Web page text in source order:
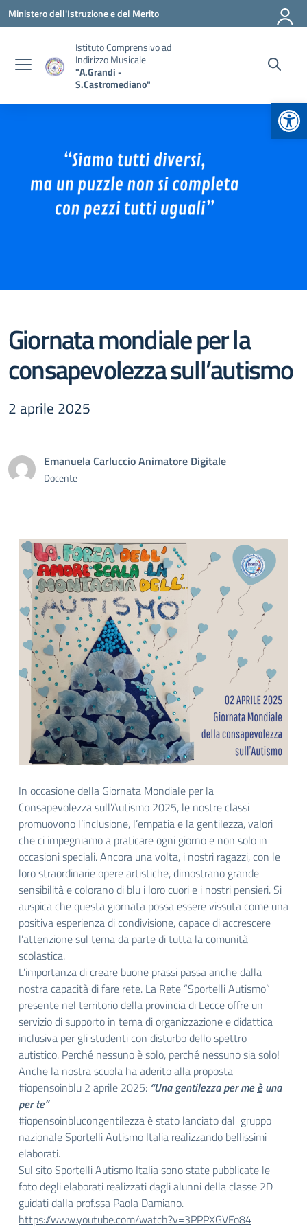
Vai ai contenuti
Vai al menu di navigazione
Vai al footer
Ministero dell'Istruzione e del Merito
Istituto Comprensivo ad
Indirizzo Musicale
"A.Grandi -
S.Castromediano"
Giornata mondiale per la
consapevolezza sull’autismo
2 aprile 2025
Emanuela Carluccio Animatore Digitale
Docente
In occasione della Giornata Mondiale per la
Consapevolezza sull’Autismo 2025, le nostre classi
promuovono l’inclusione, l’empatia e la gentilezza, valori
che ci impegniamo a praticare ogni giorno e non solo in
occasioni speciali. Ancora una volta, i nostri ragazzi, con le
loro straordinarie opere artistiche, dimostrano grande
sensibilità e colorano di blu i loro cuori e i nostri pensieri. Si
auspica che questa giornata possa essere vissuta come una
positiva esperienza di condivisione, capace di accrescere
l’attenzione sul tema da parte di tutta la comunità
scolastica.
L’importanza di creare buone prassi passa anche dalla
nostra capacità di fare rete. La Rete “Sportelli Autismo”
presente nel territorio della provincia di Lecce offre un
servizio di supporto in tema di organizzazione e didattica
inclusiva per gli studenti con disturbo dello spettro
autistico. Perché nessuno è solo, perché nessuno sia solo!
Anche la nostra scuola ha aderito alla proposta
#iopensoinblu 2 aprile 2025: “Una gentilezza per meèuna
per te”
#iopensoinblucongentilezza è stato lanciato dal gruppo
nazionale Sportelli Autismo Italia realizzando bellissimi
elaborati.
Sul sito Sportelli Autismo Italia sono state pubblicate le
foto degli elaborati realizzati dagli alunni della classe 2D
guidati dalla prof.ssa Paola Damiano.
https://www.youtube.com/watch?v=3PPPXGVFo84